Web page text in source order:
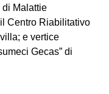
di Malattie
Centro Riabilitativo
e vertice
Gecas” di